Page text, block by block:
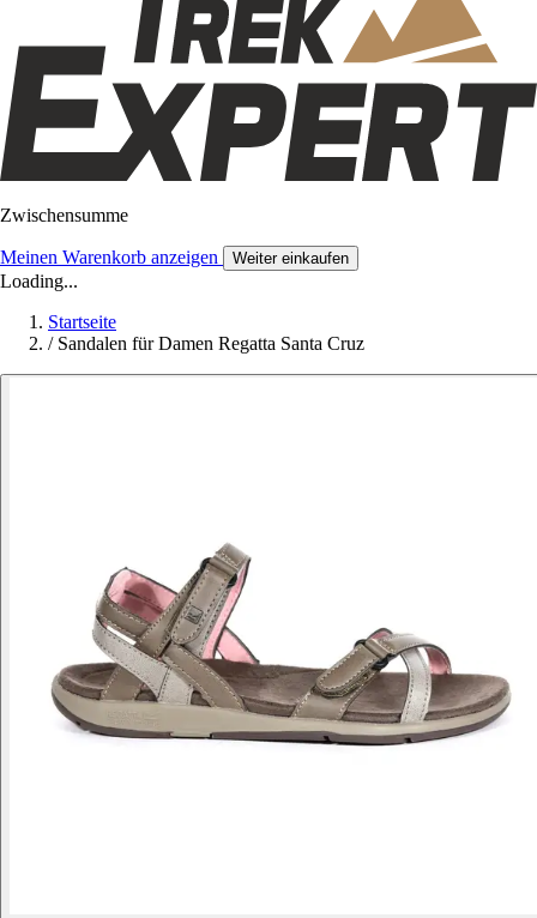
Zwischensumme
Meinen Warenkorb anzeigen Weiter einkaufen
Loading...
Startseite
/ Sandalen für Damen Regatta Santa Cruz